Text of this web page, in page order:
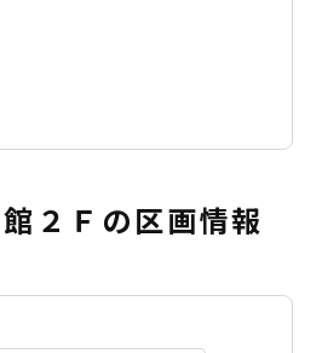
２Ｆの区画情報